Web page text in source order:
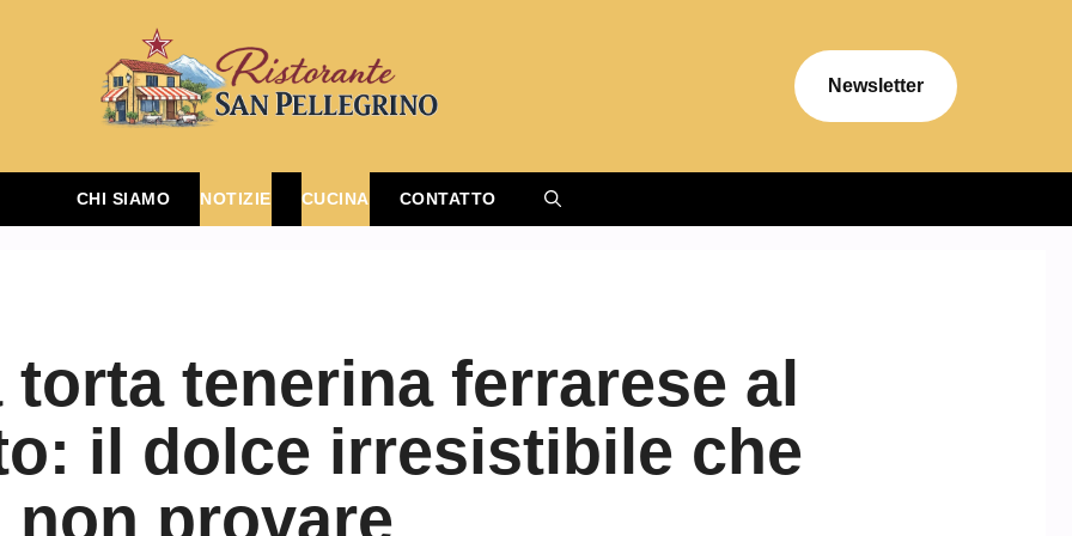
Newsletter
CHI SIAMO NOTIZIE CUCINA CONTATTO
tenerina ferrarese al
il dolce irresistibile che
provare